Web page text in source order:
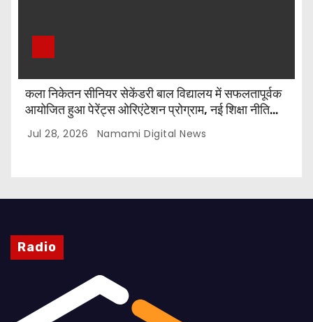
कला निकेतन सीनियर सेकेंडरी बाल विद्यालय में सफलतापूर्वक
आयोजित हुआ पेरेंट्स ओरिएंटेशन प्रोग्राम, नई शिक्षा नीति
और CBSE पाठ्यक्रम पर किया गया मार्गदर्शन
Jul 28, 2026 Namami Digital News
Radio